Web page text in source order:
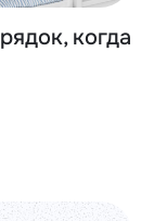
когда